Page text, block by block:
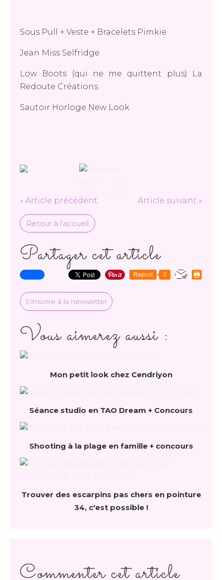
Sous Pull + Veste + Bracelets Pimkie
Jean Miss Selfridge
Low Boots (qui ne me quittent plus) La
Redoute Créations
Sautoir Horloge New Look
« Article précédent Article suivant »
Retour à l'accueil
Partager cet article
Repost 0
S'inscrire à la newsletter
Vous aimerez aussi :
Mon petit look chez Cendriyon
Séance studio en TAO Dream + Concours
Shooting à la plage en famille + concours
Trouver des escarpins pas chers en pointure
34, c'est possible !
Commenter cet article